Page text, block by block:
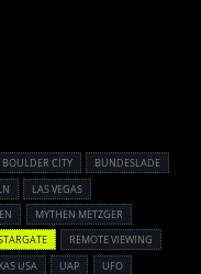
BOULDER CITY
BUNDESLADE
LAS VEGAS
MYTHEN METZGER
REMOTE VIEWING
USA UAP UFO